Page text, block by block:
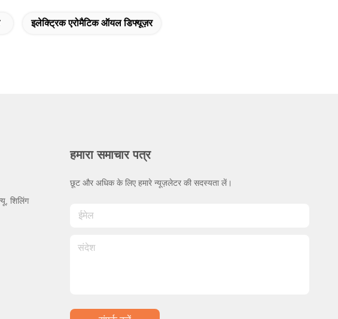
इलेक्ट्रिक एरोमैटिक ऑयल डिफ्यूज़र
शिलिंग
हमारा समाचार पत्र
छूट और अधिक के लिए हमारे न्यूज़लेटर की सदस्यता लें।